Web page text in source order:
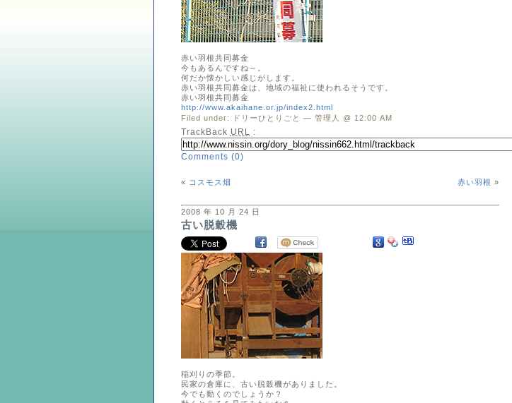
赤い羽根共同募金
今もあるんですね～。
何だか懐かしい感じがします。
赤い羽根共同募金は、地域の福祉に使われるそうです。
赤い羽根共同募金
http://www.akaihane.or.jp/index2.html
Filed under:
ドリーひとりごと — 管理人 @ 12:00 AM
TrackBack URL :
Comments (0)
« コスモス畑 赤い羽根 »
2008 年 10 月 24 日
古い脱穀機
稲刈りの季節。
民家の倉庫に、古い脱穀機がありました。
今でも動くのでしょうか？